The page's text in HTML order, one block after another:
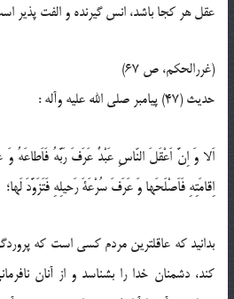
عقل هر كجا باشد، انس‏ گيرنده و الفت ‏پذير
(غررالحكم، ص 67)
حدیث (47) پيامبر صلى ‏الله‏ عليه ‏و‏آله :
اَلا وَ اِنَّ اَعْقَلَ النّاسِ عَبْدٌ عَرَفَ رَبَّهُ فَاَطاعَهُ
اِقامَتِهِ فَاَصْلَحَها وَ عَرَفَ سُرْعَةَ رَحيلِهِ فَتَزَوَّدَ لَها؛
بدانيد كه عاقل‏ترين مردم كسى است كه
كند، دشمنان خدا را بشناسد و از آنان